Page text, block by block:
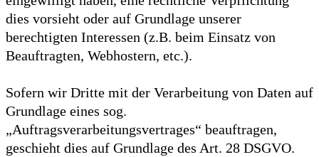
dies vorsieht oder auf Grundlage unserer
berechtigten Interessen (z.B. beim Einsatz von
Beauftragten, Webhostern, etc.).
Sofern wir Dritte mit der Verarbeitung von Daten auf
Grundlage eines sog.
„Auftragsverarbeitungsvertrages“ beauftragen,
geschieht dies auf Grundlage des Art. 28 DSGVO.